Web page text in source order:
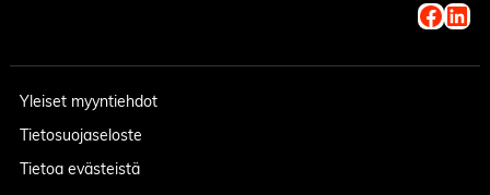
Yleiset myyntiehdot
Tietosuojaseloste
Tietoa evästeistä